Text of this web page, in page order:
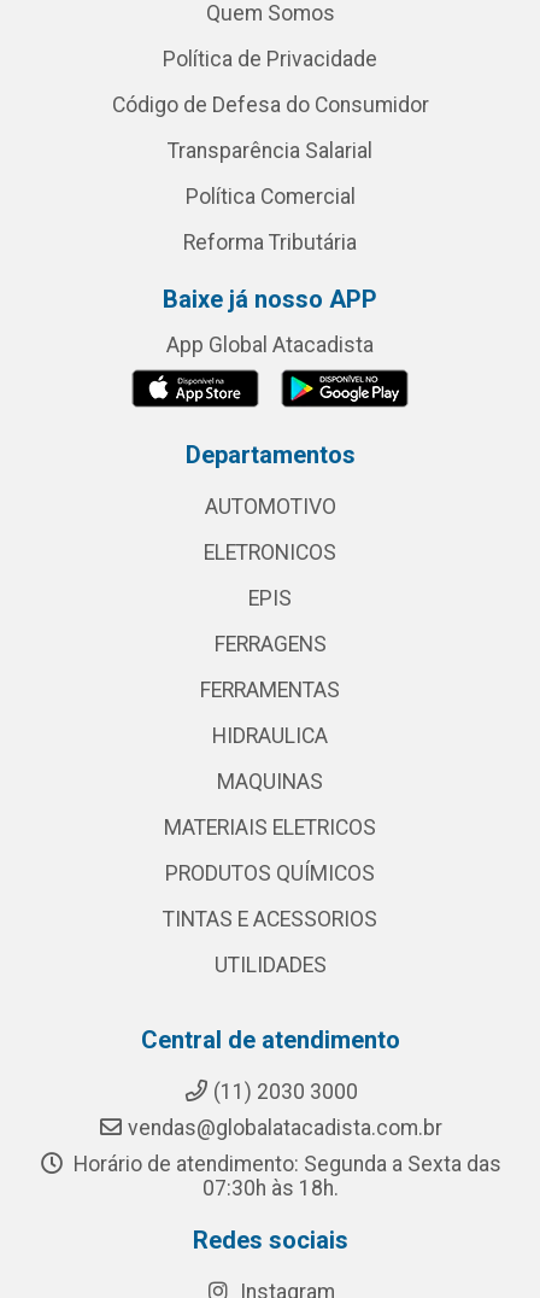
Quem Somos
Política de Privacidade
Código de Defesa do Consumidor
Transparência Salarial
Política Comercial
Reforma Tributária
Baixe já nosso APP
App Global Atacadista
Departamentos
AUTOMOTIVO
ELETRONICOS
EPIS
FERRAGENS
FERRAMENTAS
HIDRAULICA
MAQUINAS
MATERIAIS ELETRICOS
PRODUTOS QUÍMICOS
TINTAS E ACESSORIOS
UTILIDADES
Central de atendimento
(11) 2030 3000
vendas@globalatacadista.com.br
Horário de atendimento: Segunda a Sexta das
07:30h às 18h.
Redes sociais
Instagram